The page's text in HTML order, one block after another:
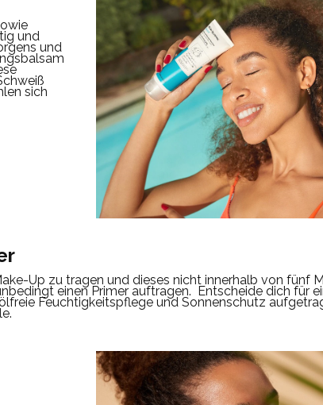
und
und
sich
Up zu tragen und dieses nicht innerhalb von fünf
einen Primer auftragen. Entscheide dich für
Feuchtigkeitspflege und Sonnenschutz